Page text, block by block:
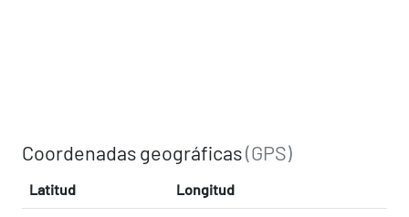
Coordenadas geográficas(GPS)
Latitud Longitud